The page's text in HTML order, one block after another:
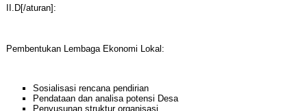
II.D[/aturan]:
Pembentukan Lembaga Ekonomi Lokal:
Sosialisasi rencana pendirian
Pendataan dan analisa potensi Desa
Penyusunan struktur organisasi